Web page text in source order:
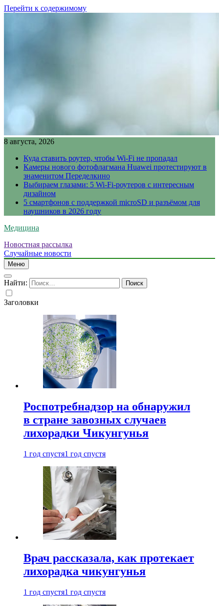
Перейти к содержимому
8 августа, 2026
Куда ставить роутер, чтобы Wi-Fi не пропадал
Камеры нового фотофлагмана Huawei протестируют в
знаменитом Переделкино
Выбираем глазами: 5 Wi-Fi-роутеров с интересным
дизайном
5 смартфонов с поддержкой microSD и разъёмом для
наушников в 2026 году
Медицина
Новостная рассылка
Случайные новости
Меню
Найти:
Заголовки
Роспотребнадзор на обнаружил
в стране завозных случаев
лихорадки Чикунгунья
1 год спустя1 год спустя
Врач рассказала, как протекает
лихорадка чикунгунья
1 год спустя1 год спустя